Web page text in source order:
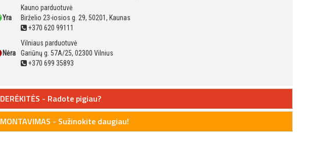
Yra
Kauno parduotuvė
Birželio 23-iosios g. 29, 50201, Kaunas
+370 620 99111
Nėra
Vilniaus parduotuvė
Gariūnų g. 57A/25, 02300 Vilnius
+370 699 35893
DERĖKITĖS - Radote pigiau?
MONTAVIMAS - Sužinokite daugiau!